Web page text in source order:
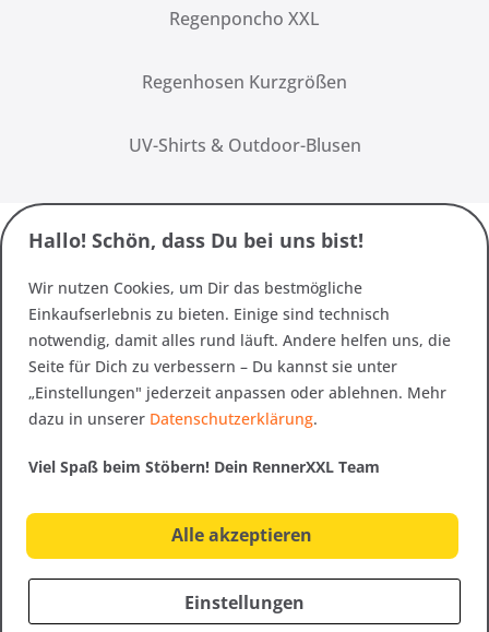
Regenponcho XXL
Regenhosen Kurzgrößen
UV-Shirts & Outdoor-Blusen
Hallo! Schön, dass Du bei uns bist!
Wir nutzen Cookies, um Dir das bestmögliche
Einkaufserlebnis zu bieten. Einige sind technisch
notwendig, damit alles rund läuft. Andere helfen uns, die
Seite für Dich zu verbessern – Du kannst sie unter
„Einstellungen" jederzeit anpassen oder ablehnen. Mehr
dazu in unserer Datenschutzerklärung.
Viel Spaß beim Stöbern! Dein RennerXXL Team
Alle akzeptieren
Einstellungen